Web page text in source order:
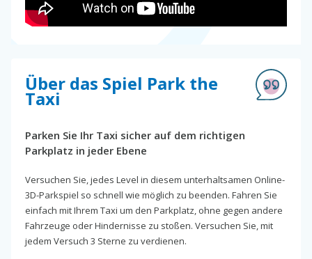
Über das Spiel Park the
Taxi
Parken Sie Ihr Taxi sicher auf dem richtigen
Parkplatz in jeder Ebene
Versuchen Sie, jedes Level in diesem unterhaltsamen Online-
3D-Parkspiel so schnell wie möglich zu beenden. Fahren Sie
einfach mit Ihrem Taxi um den Parkplatz, ohne gegen andere
Fahrzeuge oder Hindernisse zu stoßen. Versuchen Sie, mit
jedem Versuch 3 Sterne zu verdienen.